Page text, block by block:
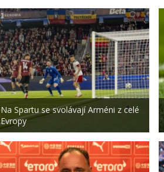
Na Spartu se svolávají Arméni z celé
Evropy